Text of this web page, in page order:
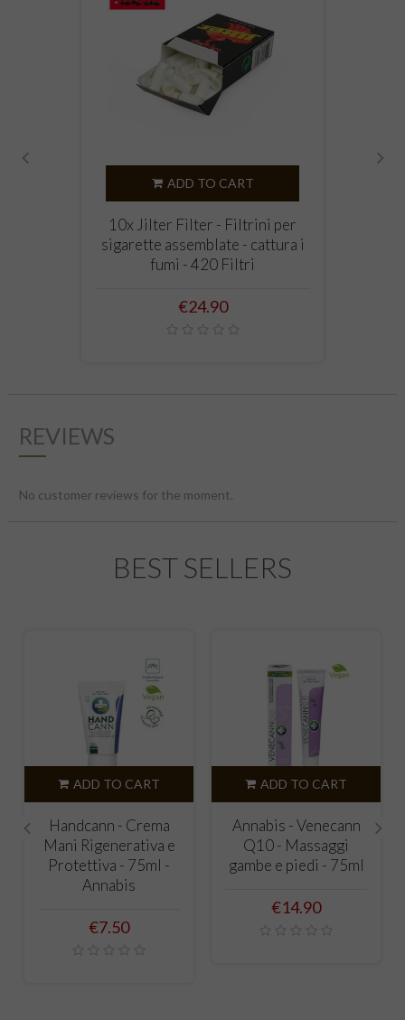
ADD TO CART
10x Jilter Filter - Filtrini per
sigarette assemblate - cattura i
fumi - 420 Filtri
Price
€24.90
REVIEWS
No customer reviews for the moment.
BEST SELLERS
ADD TO CART
Handcann - Crema
Mani Rigenerativa e
Protettiva - 75ml -
Annabis
Price
€7.50
ADD TO CART
Annabis - Venecann
Q10 - Massaggi
gambe e piedi - 75ml
Price
€14.90